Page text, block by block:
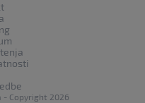
- Copyright 2026